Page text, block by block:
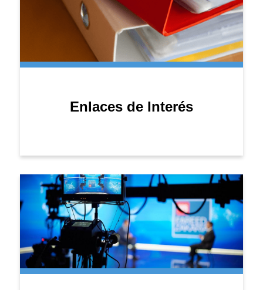
Enlaces de Interés